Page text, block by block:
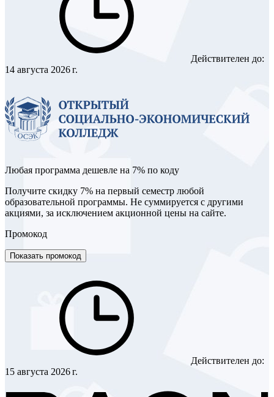
Действителен до:
14 августа 2026 г.
Любая программа дешевле на 7% по коду
Получите скидку 7% на первый семестр любой
образовательной программы. Не суммируется с другими
акциями, за исключением акционной цены на сайте.
Промокод
Показать промокод
Действителен до:
15 августа 2026 г.